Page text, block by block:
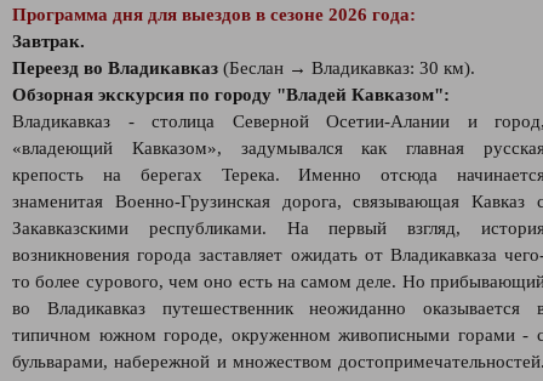
Программа дня для выездов в сезоне 2026 года:
Завтрак.
Переезд во Владикавказ (Беслан → Владикавказ: 30 км).
Обзорная экскурсия по городу "Владей Кавказом":
Владикавказ - столица Северной Осетии-Алании и
«владеющий Кавказом», задумывался как главная
крепость на берегах Терека. Именно отсюда
знаменитая Военно-Грузинская дорога, связывающая Кавказ
Закавказскими республиками. На первый взгляд,
возникновения города заставляет ожидать от Владикавказа
то более сурового, чем оно есть на самом деле. Но
во Владикавказ путешественник неожиданно оказывается
типичном южном городе, окруженном живописными горами -
бульварами, набережной и множеством